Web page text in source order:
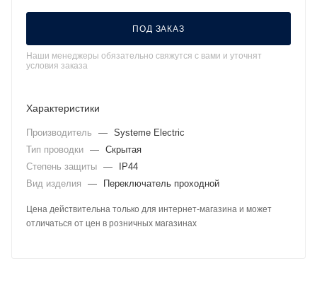
ПОД ЗАКАЗ
Наши менеджеры обязательно свяжутся с вами и уточнят
условия заказа
Характеристики
Производитель — Systeme Electric
Тип проводки — Скрытая
Степень защиты —
IP44
Вид изделия
— Переключатель проходной
Цена действительна только для интернет-магазина и может
отличаться от цен в розничных магазинах